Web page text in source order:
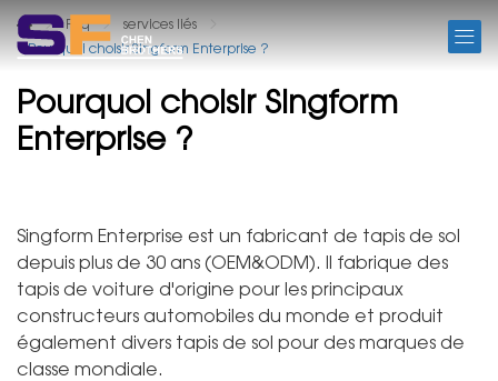
Faq
services liés
Pourquoi choisir Singform Enterprise ?
Pourquoi choisir Singform
Enterprise ?
Singform Enterprise est un fabricant de tapis de sol
depuis plus de 30 ans (OEM&ODM). Il fabrique des
tapis de voiture d'origine pour les principaux
constructeurs automobiles du monde et produit
également divers tapis de sol pour des marques de
classe mondiale.